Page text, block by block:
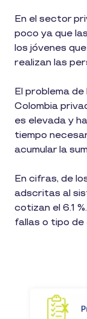
En el sector
poco ya que
los jóvenes
realizan las
El problema
Colombia
es elevada y
tiempo
acumular la
En cifras, de
adscritas al
cotizan el 6.1
fallas o tipo de